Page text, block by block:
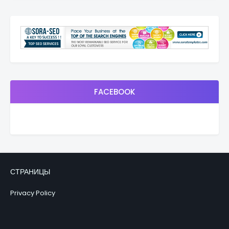
FACEBOOK
СТРАНИЦЫ
Privacy Policy